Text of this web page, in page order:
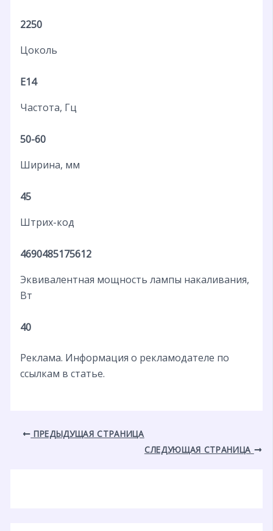
2250
Цоколь
E14
Частота, Гц
50-60
Ширина, мм
45
Штрих-код
4690485175612
Эквивалентная мощность лампы накаливания,
Вт
40
Реклама. Информация о рекламодателе по
ссылкам в статье.
ПРЕДЫДУЩАЯ СТРАНИЦА
СЛЕДУЮЩАЯ СТРАНИЦА